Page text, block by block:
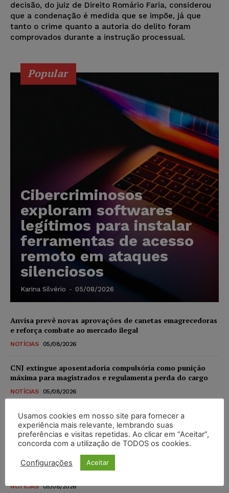
decisão, do juiz de Direito Romário Faria, considerou
que a condenação é medida que se impõe, já que
tanto o crime quanto a autoria do delito foram
comprovados durante a instrução processual.
Popular
Cibercriminosos
exploram softwares
legítimos para instalar
ferramentas de acesso
remoto em ataques
silenciosos
Karina Silvério - 05/08/2026
Anvisa prevê novas aprovações de canetas emagrecedoras
e reforça combate ao mercado ilegal
NOTÍCIAS 05/08/2026
CNJ extingue aposentadoria compulsória como punição
máxima para magistrados e regulamenta perda do cargo
NOTÍCIAS 05/08/2026
Justiça de SP rejeita ação da família de Alexandre de
Moraes contra senador Alessandro Vieira
NOTÍCIAS 05/08/2026
Conselho Nacional de Justiça determina afastamento da
juíza Gabriela Hardt por dois anos
NOTÍCIAS 05/08/2026
Usamos cookies em nosso site para fornecer a
experiência mais relevante, lembrando suas
preferências e visitas repetidas. Ao clicar em “Aceitar”,
concorda com a utilização de TODOS os cookies.
Configurações Aceitar